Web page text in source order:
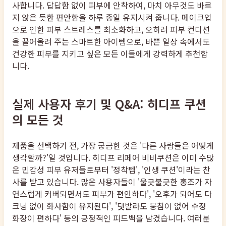
사합니다. 답답함 없이 피부에 안착하여, 마치 아무것도 바르
지 않은 듯한 편안함을 하루 종일 유지시켜 줍니다. 메이크업
으로 인한 피부 스트레스를 최소화하고, 오히려 피부 컨디션
을 끌어올려 주는 스마트한 아이템으로, 바쁜 일상 속에서도
건강한 피부를 지키고 싶은 모든 이들에게 강력하게 추천합
니다.
실제 사용자 후기 및 Q&A: 히디프 쿠션
의 모든 것
제품을 선택하기 전, 가장 궁금한 것은 '다른 사람들은 어떻게
생각할까?'일 것입니다. 히디프 리페어 비비쿠션은 이미 수많
은 민감성 피부 유저들로부터 '정착템', '인생 쿠션'이라는 찬
사를 받고 있습니다. 많은 사용자들이 '울긋불긋한 홍조가 자
연스럽게 커버되면서도 피부가 편안하다', '오후가 되어도 다
크닝 없이 화사함이 유지된다', '덧발라도 뭉침이 없어 수정
화장이 편하다' 등의 긍정적인 피드백을 남겼습니다. 여러분